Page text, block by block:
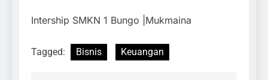
Intership SMKN 1 Bungo |Mukmaina
Tagged: Bisnis Keuangan